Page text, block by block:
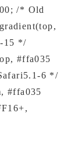
/* Old
15 */
#ffa035
6 */
#ffa035